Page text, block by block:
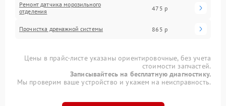
Ремонт датчика морозильного
отделения
475 р
Прочистка дренажной системы 865 р
Цены в прайс-листе указаны ориентировочные, без учета
стоимости запчастей.
Записывайтесь на бесплатную диагностику.
Мы проверим ваше устройство и укажем на неисправность.